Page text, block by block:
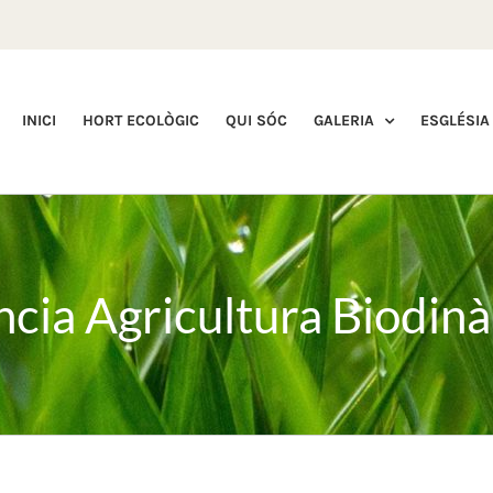
INICI HORT ECOLÒGIC QUI SÓC GALERIA ESGLÉSIA
Agricultura